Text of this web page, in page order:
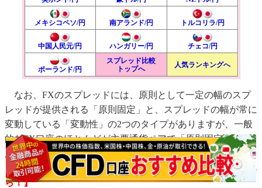
メキシコペソ/円 南アランド/円 トルコリラ/円
中国人民元/円 ハンガリー/円 チェコ/円
ポーランド/円
スプレッド比較
トップへ
人気ランキングへ
なお、FXのスプレッドには、原則として一定の幅のスプ
レッドが提供される「原則固定」と、スプレッドの幅が常に
変動している「変動性」の2つのタイプがありますが、一般
的なFX口座のほとんどが主要通貨ペアで「原則固定」を採
用しています。
【※「スプレッド」についてさらに詳しく知りたい方はこち
ら！】